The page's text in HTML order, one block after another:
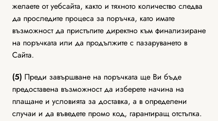
желаете от уебсайта, както и тяхното количество следва
да проследите процеса за поръчка, като имате
възможност да пристъпите директно към финализиране
на поръчката или да продължите с пазаруването в
Сайта.
(5) Преди завършване на поръчката ще Ви бъде
предоставена възможност да изберете начина на
плащане и условията за доставка, а в определени
случаи и да въведете промо код, гарантиращ отстъпка.